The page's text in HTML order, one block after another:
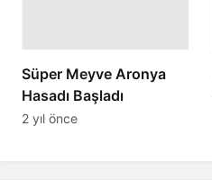
Süper Meyve Aronya
Hasadı Başladı
2 yıl önce